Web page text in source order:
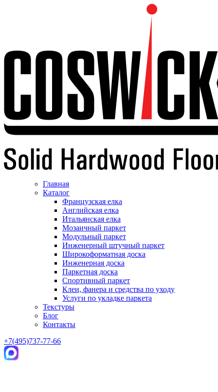
Главная
Каталог
Французская елка
Английская елка
Итальянская елка
Мозаичный паркет
Модульный паркет
Инженерный штучный паркет
Широкоформатная доска
Инженерная доска
Паркетная доска
Спортивный паркет
Клеи, фанера и средства по уходу
Услуги по укладке паркета
Текстуры
Блог
Контакты
+7(495)737-77-66